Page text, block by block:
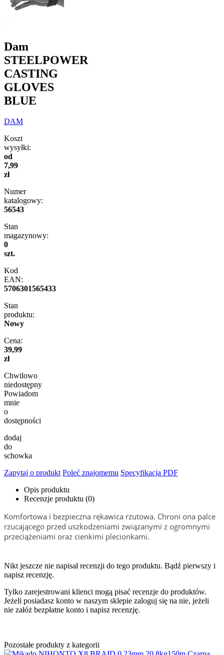
Dam
STEELPOWER
CASTING
GLOVES
BLUE
DAM
Koszt
wysyłki:
od
7,99
zł
Numer
katalogowy:
56543
Stan
magazynowy:
0
szt.
Kod
EAN:
5706301565433
Stan
produktu:
Nowy
Cena:
39,99
zł
Chwilowo
niedostępny
Powiadom
mnie
o
dostępności
dodaj
do
schowka
Zapytaj o produkt Poleć znajomemu Specyfikacja PDF
Opis produktu
Recenzje produktu (0)
Komfortowa i bezpieczna rękawica rzutowa. Chroni ona palce
rzucającego przed uszkodzeniami związanymi z ogromnymi
przeciążeniami oraz cienkimi plecionkami.
Nikt jeszcze nie napisał recenzji do tego produktu. Bądź pierwszy i
napisz recenzję.
Tylko zarejestrowani klienci mogą pisać recenzje do produktów.
Jeżeli posiadasz konto w naszym sklepie zaloguj się na nie, jeżeli
nie załóż bezpłatne konto i napisz recenzję.
Pozostałe produkty z kategorii